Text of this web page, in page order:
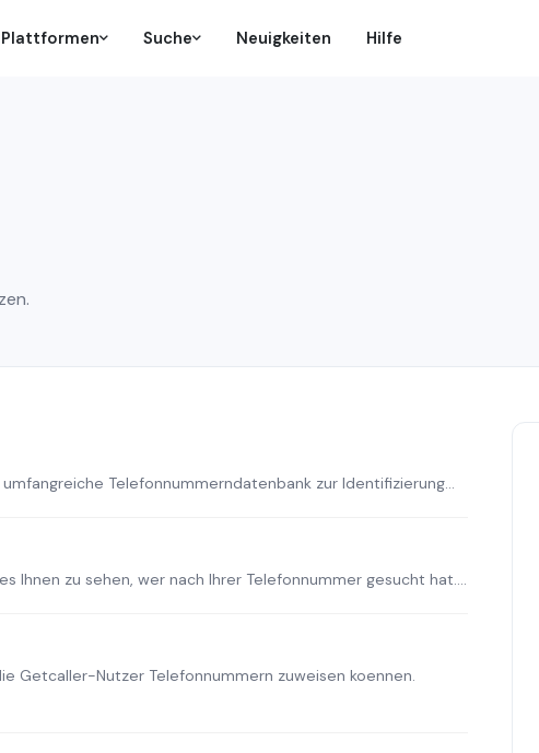
Plattformen Suche Neuigkeiten Hilfe
Telefonnummerndatenbank zur Identifizierung...
Ihnen zu sehen, wer nach Ihrer Telefonnummer gesucht hat....
Getcaller-Nutzer Telefonnummern zuweisen koennen.